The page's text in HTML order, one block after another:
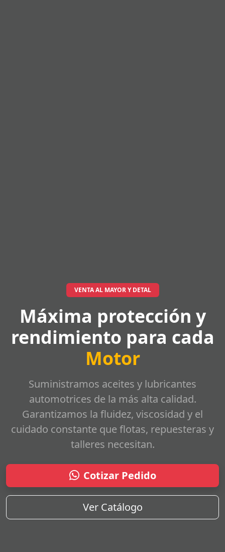
VENTA AL MAYOR Y DETAL
Máxima protección y
rendimiento para cada
Motor
Suministramos aceites y lubricantes
automotrices de la más alta calidad.
Garantizamos la fluidez, viscosidad y el
cuidado constante que flotas, repuesteras y
talleres necesitan.
Cotizar Pedido
Ver Catálogo